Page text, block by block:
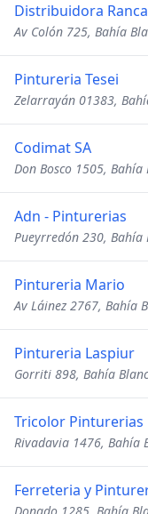
Av Colón 725, Bahía
Pintureria Tesei
Zelarrayán 01383,
Codimat SA
Don Bosco 1505,
Adn - Pinturerias
Pueyrredón 230, Bahía
Pintureria Mario
Av Láinez 2767, Bahía
Pintureria Laspiur
Gorriti 898, Bahía
Tricolor Pinturerias
Rivadavia 1476, Bahía
Ferreteria y